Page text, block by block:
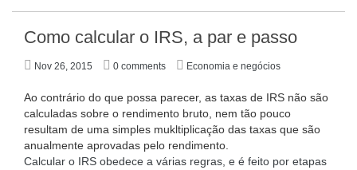
Como calcular o IRS, a par e passo
Nov 26, 2015 0 comments Economia e negócios
Ao contrário do que possa parecer, as taxas de IRS não são
calculadas sobre o rendimento bruto, nem tão pouco
resultam de uma simples mukltiplicação das taxas que são
anualmente aprovadas pelo rendimento.
Calcular o IRS obedece a várias regras, e é feito por etapas